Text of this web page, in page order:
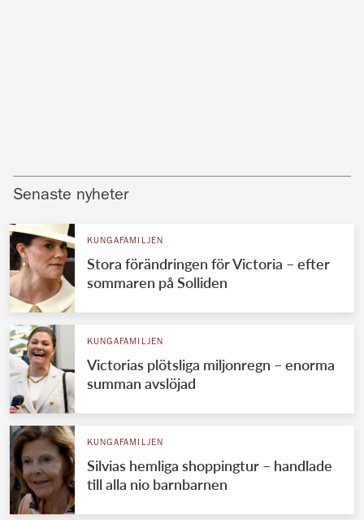
Senaste nyheter
KUNGAFAMILJEN
Stora förändringen för Victoria – efter
sommaren på Solliden
KUNGAFAMILJEN
Victorias plötsliga miljonregn – enorma
summan avslöjad
KUNGAFAMILJEN
Silvias hemliga shoppingtur – handlade
till alla nio barnbarnen